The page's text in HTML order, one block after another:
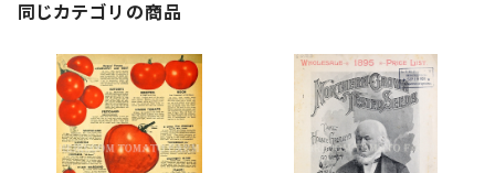
同じカテゴリの商品